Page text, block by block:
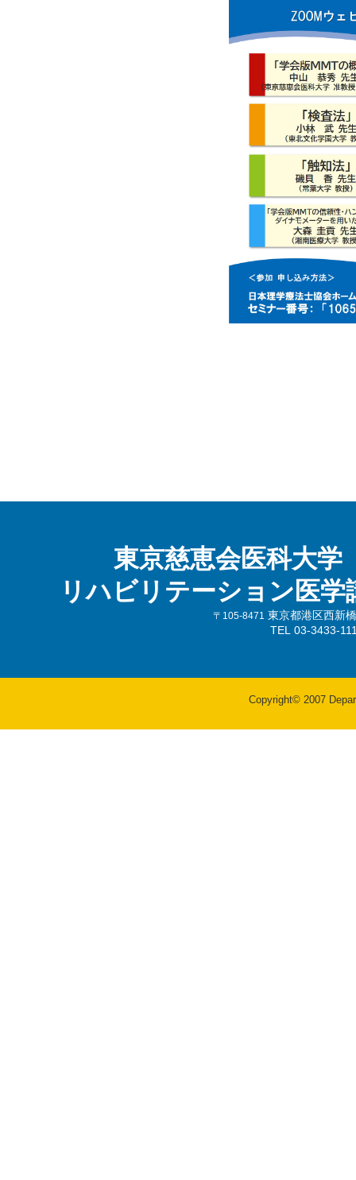
東京慈恵会医科大学
リハビリテーション医学
〒105-8471
東京都港区西新
TEL 03-3433-
Copyright© 2007